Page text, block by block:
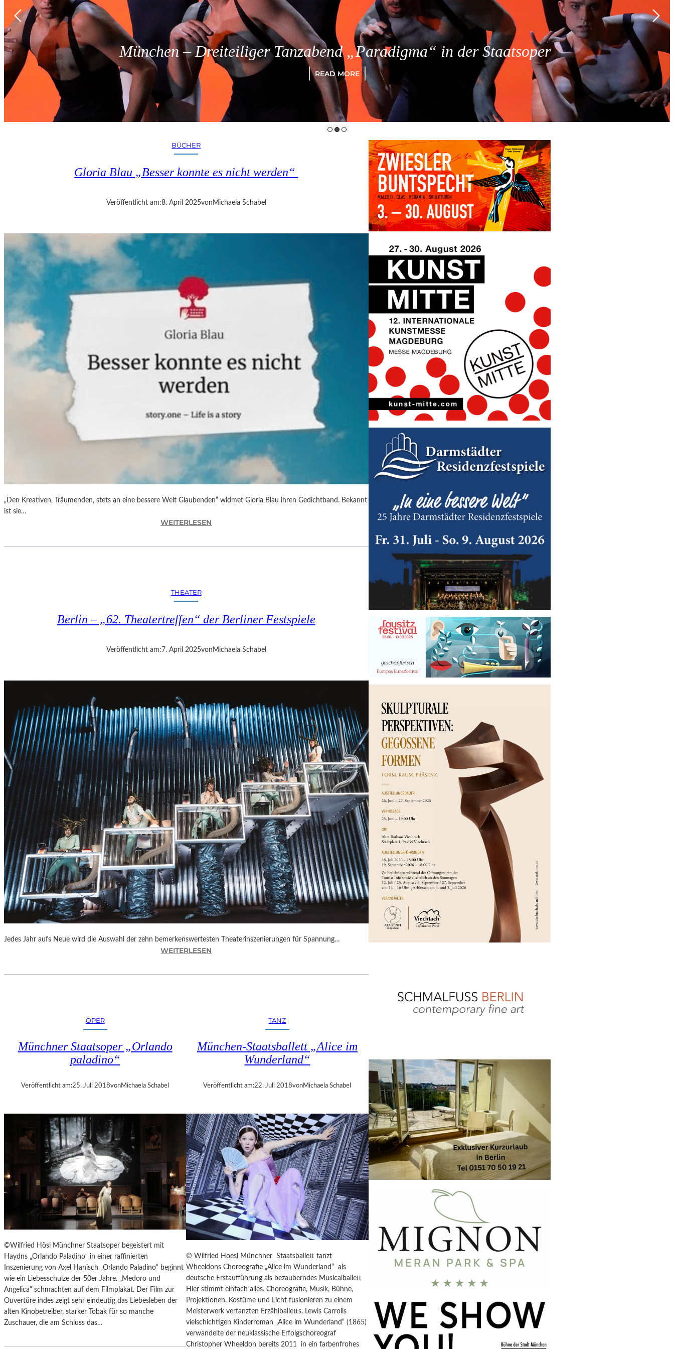
München – Dreiteiliger Tanzabend „Paradigma“ in der Staatsoper
READ MORE
BÜCHER
Gloria Blau „Besser konnte es nicht werden“
Veröffentlicht am:8. April 2025von Michaela Schabel
„Den Kreativen, Träumenden, stets an eine bessere Welt Glaubenden“ widmet Gloria Blau ihren Gedichtband. Bekannt
ist sie…
WEITERLESEN
L
A
B
R
K
O
N
N
T
E
E
S
N
I
C
H
T
W
E
R
D
E
N
THEATER
Berlin – „62. Theatertreffen“ der Berliner Festspiele
Veröffentlicht am: 7. April 2025von Michaela Schabel
Jedes Jahr aufs Neue wird die Auswahl der zehn bemerkenswertesten Theaterinszenierungen für Spannung…
WEITERLESEN
E
6
T
A
T
E
R
T
R
E
F
F
E
“
E
R
B
E
R
L
I
N
OPER
Münchner Staatsoper „Orlando
paladino“
Veröffentlicht am:25. Juli 2018vonMichaela Schabel
©Wilfried Hösl Münchner Staatsoper begeistert mit
Haydns „Orlando Paladino“ in einer raffinierten
Inszenierung von Axel Hanisch „Orlando Paladino“ beginnt
wie ein Liebesschulze der 50er Jahre. „Medoro und
Angelica“ schmachten auf dem Filmplakat. Der Film zur
Ouvertüre indes zeigt sehr eindeutig das Liebesleben der
alten Kinobetreiber, starker Tobak für so manche
Zuschauer, die am Schluss das…
TANZ
München-Staatsballett „Alice im
Wunderland“
Veröffentlicht am:22. Juli 2018vonMichaela Schabel
© Wilfried Hoesl Münchner Staatsballett tanzt
Wheeldons Choreografie „Alice im Wunderland“ als
deutsche Erstaufführung als bezauberndes Musicalballett
Hier stimmt einfach alles. Choreografie, Musik, Bühne,
Projektionen, Kostüme und Licht fusionieren zu einem
Meisterwerk vertanzten Erzählballetts. Lewis Carrolls
vielschichtigen Kinderroman „Alice im Wunderland“ (1865)
verwandelte der neuklassische Erfolgschoreograf
Christopher Wheeldon bereits 2011 in ein farbenfrohes